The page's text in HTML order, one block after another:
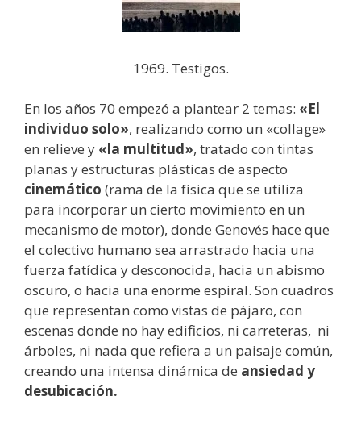
1969. Testigos.
En los años 70 empezó a plantear 2 temas: «El
individuo solo», realizando como un «collage»
en relieve y «la multitud», tratado con tintas
planas y estructuras plásticas de aspecto
cinemático (rama de la física que se utiliza
para incorporar un cierto movimiento en un
mecanismo de motor), donde Genovés hace que
el colectivo humano sea arrastrado hacia una
fuerza fatídica y desconocida, hacia un abismo
oscuro, o hacia una enorme espiral. Son cuadros
que representan como vistas de pájaro, con
escenas donde no hay edificios, ni carreteras, ni
árboles, ni nada que refiera a un paisaje común,
creando una intensa dinámica de ansiedad y
desubicación.